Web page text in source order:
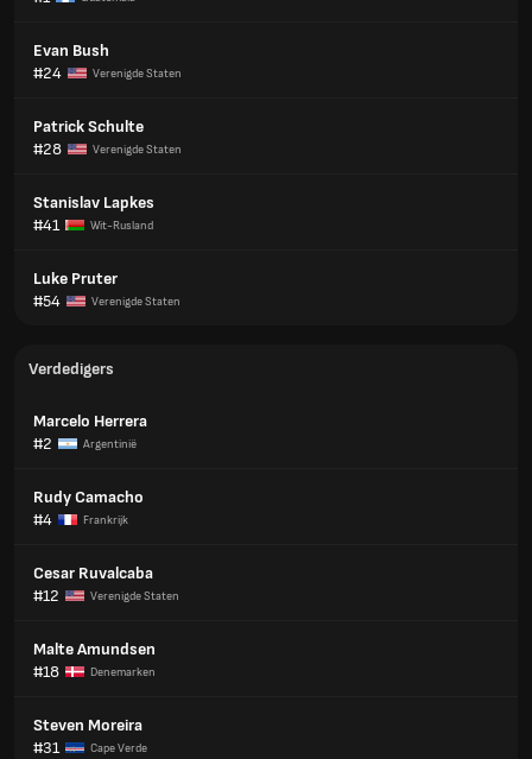
Evan Bush
#24
Verenigde Staten
Patrick Schulte
#28
Verenigde Staten
Stanislav Lapkes
#41
Wit-Rusland
Luke Pruter
#54
Verenigde Staten
Verdedigers
Marcelo Herrera
#2
Argentinië
Rudy Camacho
#4
Frankrijk
Cesar Ruvalcaba
#12
Verenigde Staten
Malte Amundsen
#18
Denemarken
Steven Moreira
#31
Cape Verde